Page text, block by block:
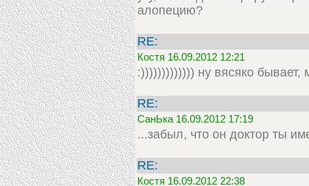
алопецию?
RE:
Костя 16.09.2012 12:21
:))))))))))))) ну вясяко бывает,
RE:
СанЬка 16.09.2012 17:19
...забыл, что он доктор ты
RE:
Костя 16.09.2012 22:38